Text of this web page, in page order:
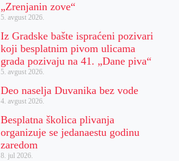
„Zrenjanin zove“
5. avgust 2026.
Iz Gradske bašte ispraćeni pozivari
koji besplatnim pivom ulicama
grada pozivaju na 41. „Dane piva“
5. avgust 2026.
Deo naselja Duvanika bez vode
4. avgust 2026.
Besplatna školica plivanja
organizuje se jedanaestu godinu
zaredom
8. jul 2026.